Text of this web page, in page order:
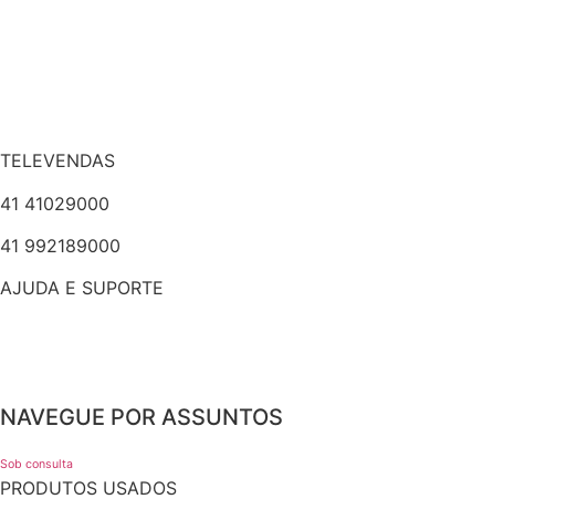
TELEVENDAS
41 41029000
41 992189000
AJUDA E SUPORTE
NAVEGUE POR ASSUNTOS
Sob consulta
PRODUTOS USADOS